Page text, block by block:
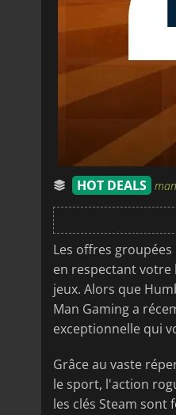
HOT DEALS
Les offres
en respectant
jeux. Alors que
Man Gaming a
exceptionnelle qui
Grâce au vaste
le sport, l'action
les clés Steam